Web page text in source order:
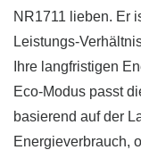
NR1711 lieben. Er
Leistungs-
Ihre langfristigen
Eco-Modus passt
basierend auf der
Energieverbrauch,